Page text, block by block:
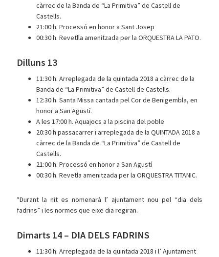
càrrec de la Banda de “La Primitiva” de Castell de
Castells.
21:00 h. Processó en honor a Sant Josep
00:30 h. Revetlla amenitzada per la ORQUESTRA LA PATO.
Dilluns 13
11:30 h. Arreplegada de la quintada 2018 a càrrec de la
Banda de “La Primitiva” de Castell de Castells.
12:30 h. Santa Missa cantada pel Cor de Benigembla, en
honor a San Agustí.
A les 17:00 h. Aquajocs a la piscina del poble
20:30 h passacarrer i arreplegada de la QUINTADA 2018 a
càrrec de la Banda de “La Primitiva” de Castell de
Castells.
21:00 h. Processó en honor a San Agustí
00:30 h. Revetla amenitzada per la ORQUESTRA TITANIC.
*Durant la nit es nomenarà l’ ajuntament nou pel “dia dels
fadrins” i les normes que eixe dia regiran.
Dimarts 14 – DIA DELS FADRINS
11:30 h. Arreplegada de la quintada 2018 i l’ Ajuntament